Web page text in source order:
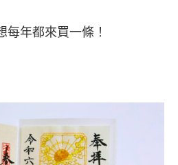
年都來買一條！